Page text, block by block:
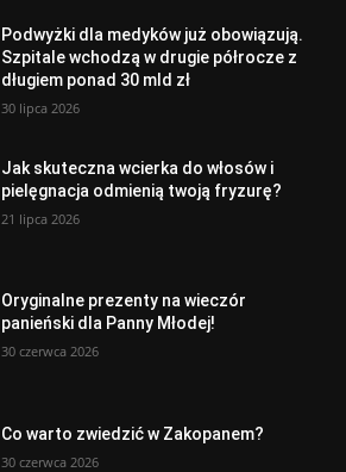
Podwyżki dla medyków już obowiązują.
Szpitale wchodzą w drugie półrocze z
długiem ponad 30 mld zł
30 lipca 2026
Jak skuteczna wcierka do włosów i
pielęgnacja odmienią twoją fryzurę?
21 lipca 2026
Oryginalne prezenty na wieczór
panieński dla Panny Młodej!
30 czerwca 2026
Co warto zwiedzić w Zakopanem?
30 czerwca 2026